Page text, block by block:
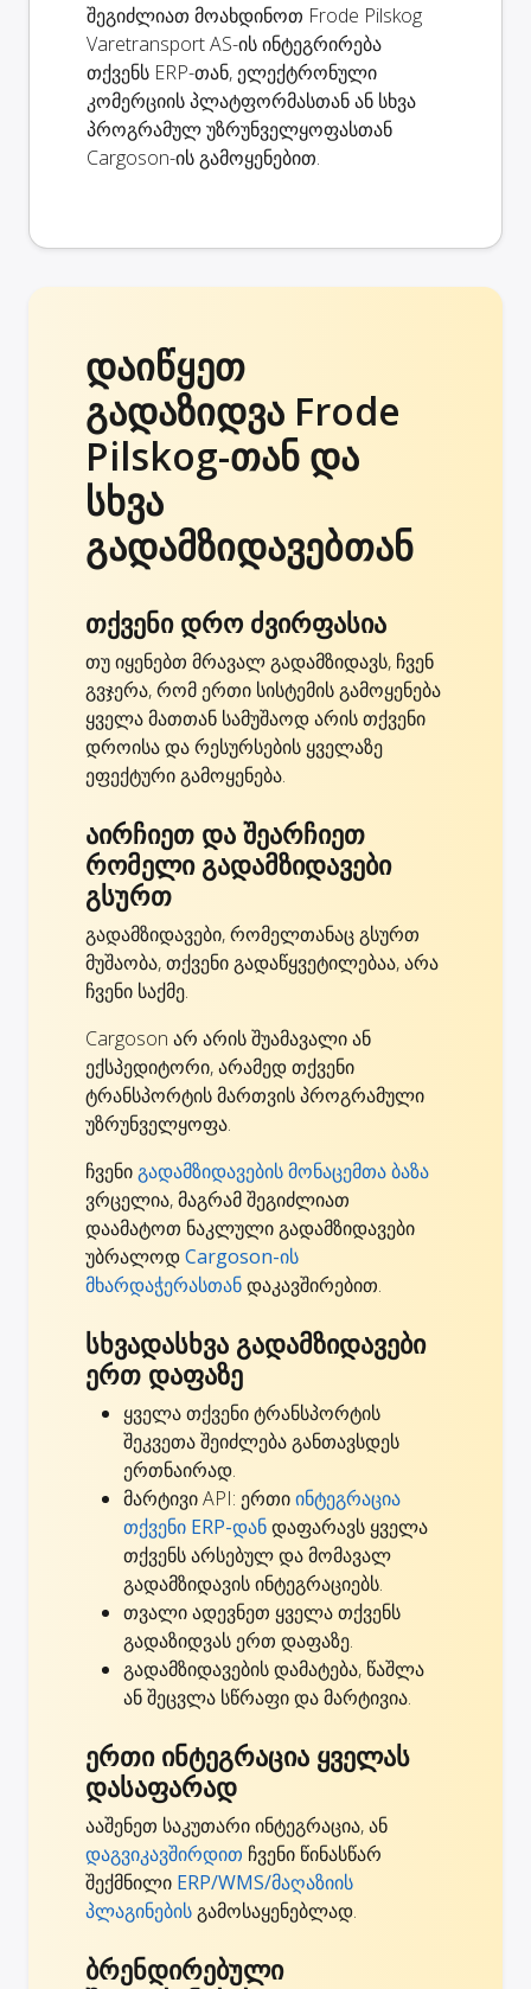
შეგიძლიათ მოახდინოთ Frode Pilskog
Varetransport AS-ის ინტეგრირება
თქვენს ERP-თან, ელექტრონული
კომერციის პლატფორმასთან ან სხვა
პროგრამულ უზრუნველყოფასთან
Cargoson-ის გამოყენებით.
დაიწყეთ
გადაზიდვა Frode
Pilskog-თან და
სხვა
გადამზიდავებთან
თქვენი დრო ძვირფასია
თუ იყენებთ მრავალ გადამზიდავს, ჩვენ
გვჯერა, რომ ერთი სისტემის გამოყენება
ყველა მათთან სამუშაოდ არის თქვენი
დროისა და რესურსების ყველაზე
ეფექტური გამოყენება.
აირჩიეთ და შეარჩიეთ
რომელი გადამზიდავები
გსურთ
გადამზიდავები, რომელთანაც გსურთ
მუშაობა, თქვენი გადაწყვეტილებაა, არა
ჩვენი საქმე.
Cargoson არ არის შუამავალი ან
ექსპედიტორი, არამედ თქვენი
ტრანსპორტის მართვის პროგრამული
უზრუნველყოფა.
ჩვენიგადამზიდავების მონაცემთა ბაზა
ვრცელია, მაგრამ შეგიძლიათ
დაამატოთ ნაკლული გადამზიდავები
უბრალოდCargoson-ის
მხარდაჭერასთანდაკავშირებით.
სხვადასხვა გადამზიდავები
ერთ დაფაზე
ყველა თქვენი ტრანსპორტის
შეკვეთა შეიძლება განთავსდეს
ერთნაირად.
მარტივი API: ერთიინტეგრაცია
თქვენი ERP-დანდაფარავს ყველა
თქვენს არსებულ და მომავალ
გადამზიდავის ინტეგრაციებს.
თვალი ადევნეთ ყველა თქვენს
გადაზიდვას ერთ დაფაზე.
გადამზიდავების დამატება, წაშლა
ან შეცვლა სწრაფი და მარტივია.
ერთი ინტეგრაცია ყველას
დასაფარად
ააშენეთ საკუთარი ინტეგრაცია, ან
დაგვიკავშირდით ჩვენი წინასწარ
შექმნილი ERP/WMS/მაღაზიის
პლაგინებისგამოსაყენებლად.
ბრენდირებული